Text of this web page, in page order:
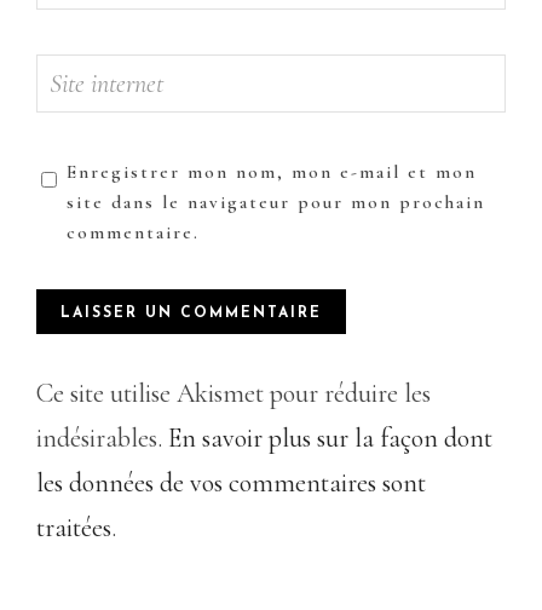
Enregistrer mon nom, mon e-mail et mon
site dans le navigateur pour mon prochain
commentaire.
Ce site utilise Akismet pour réduire les
indésirables. En savoir plus sur la façon dont
les données de vos commentaires sont
traitées.